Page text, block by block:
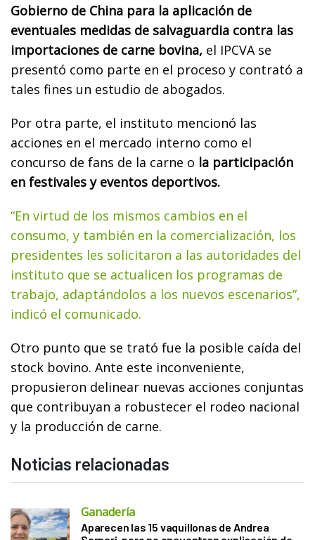
Gobierno de China para la aplicación de
eventuales medidas de salvaguardia contra las
importaciones de carne bovina, el IPCVA se
presentó como parte en el proceso y contrató a
tales fines un estudio de abogados.
Por otra parte, el instituto mencionó las
acciones en el mercado interno como el
concurso de fans de la carne o la participación
en festivales y eventos deportivos.
“En virtud de los mismos cambios en el
consumo, y también en la comercialización, los
presidentes les solicitaron a las autoridades del
instituto que se actualicen los programas de
trabajo, adaptándolos a los nuevos escenarios”,
indicó el comunicado.
Otro punto que se trató fue la posible caída del
stock bovino. Ante este inconveniente,
propusieron delinear nuevas acciones conjuntas
que contribuyan a robustecer el rodeo nacional
y la producción de carne.
Noticias relacionadas
Ganadería
Aparecen las 15 vaquillonas de Andrea